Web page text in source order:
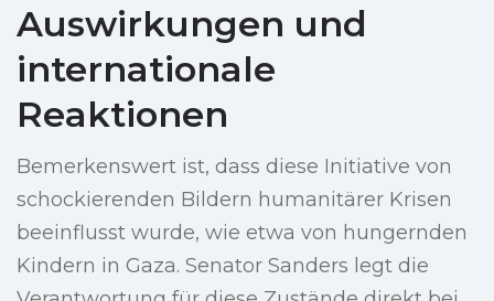
Auswirkungen und
internationale
Reaktionen
Bemerkenswert ist, dass diese Initiative von
schockierenden Bildern humanitärer Krisen
beeinflusst wurde, wie etwa von hungernden
Kindern in Gaza. Senator Sanders legt die